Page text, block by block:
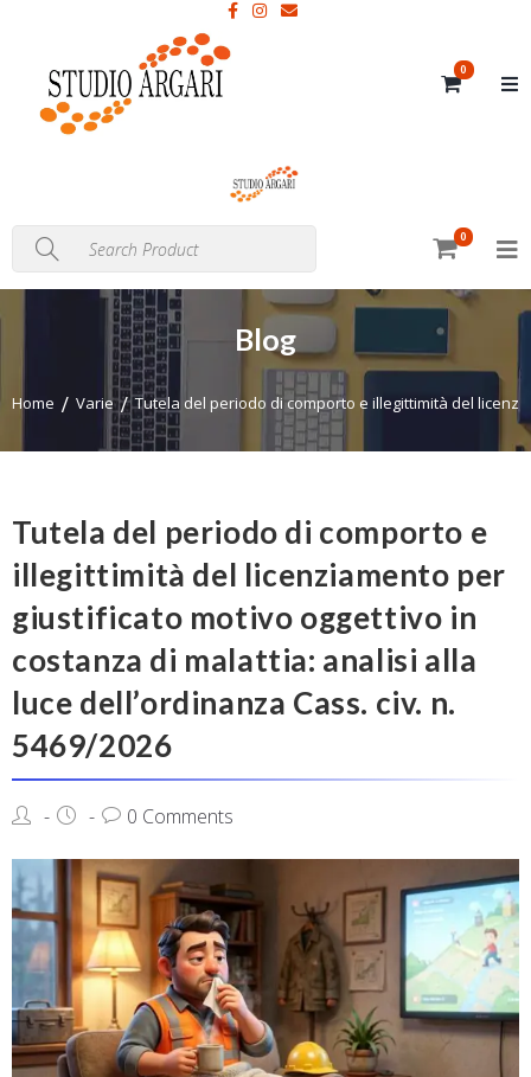
0
0
Blog
Home Varie Tutela del periodo di comporto e illegittimità del
Tutela del periodo di comporto e
illegittimità del licenziamento per
giustificato motivo oggettivo in
costanza di malattia: analisi alla
luce dell’ordinanza Cass. civ. n.
5469/2026
0 Comments